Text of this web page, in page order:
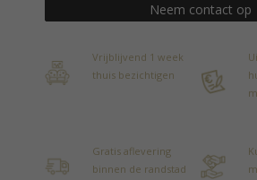
Neem contact op
Vrijblijvend 1 week
thuis bezichtigen
Gratis aflevering
binnen de randstad